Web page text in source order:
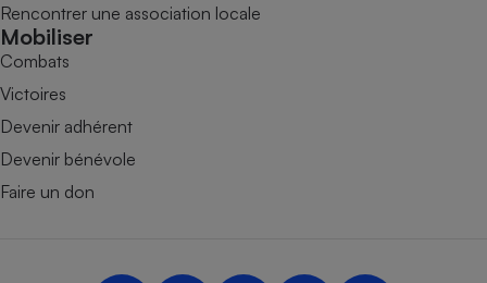
Rencontrer une association locale
Mobiliser
Combats
Victoires
Devenir adhérent
Devenir bénévole
Faire un don